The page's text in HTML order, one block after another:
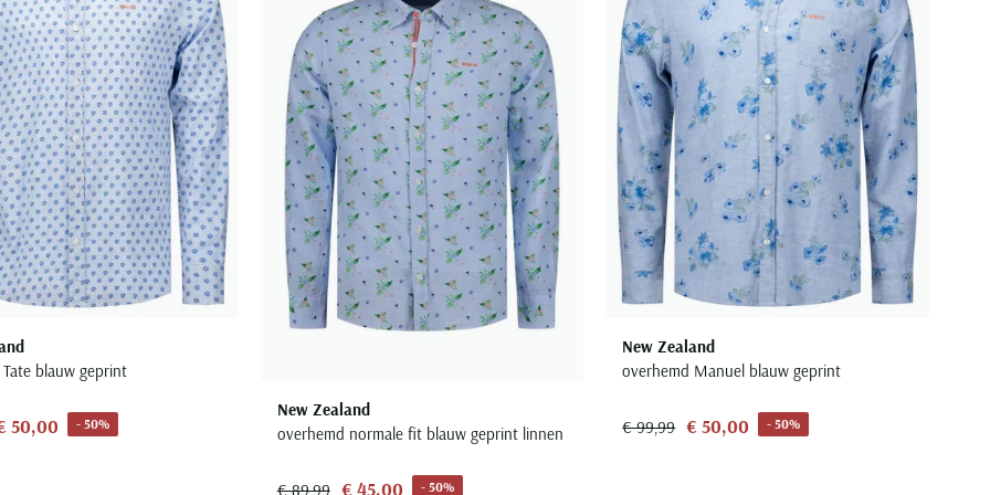
blauw geprint
50,00 - 50%
New Zealand
overhemd normale fit blauw geprint linnen
€ 89,99 € 45,00 - 50%
New Zealand
overhemd Manuel blauw geprint
€ 99,99 € 50,00 - 50%